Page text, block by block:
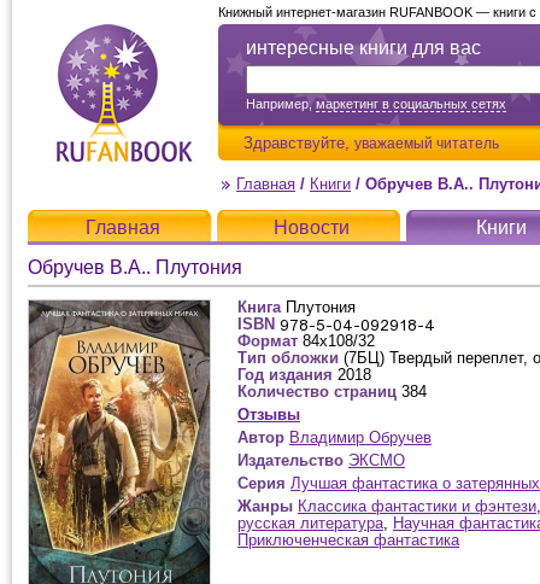
интересные книги для вас
Например,маркетинг в социальных сетях
Здравствуйте, уважаемый читатель
Книжный интернет-магазин RUFANBOOK — книги
Главная / Книги / Обручев В.А..
Главная Новости
Книги
Обручев В.А.. Плутония
Книга Плутония
ISBN
Формат 84x108/32
Тип обложки (7БЦ) Твердый переплет,
Год издания 2018
Количество страниц 384
Отзывы
Автор Владимир Обручев
Издательство ЭКСМО
Серия Лучшая фантастика о
Жанры Классика фантастики и фэнтези
русская литература, Научная
Приключенческая фантастика